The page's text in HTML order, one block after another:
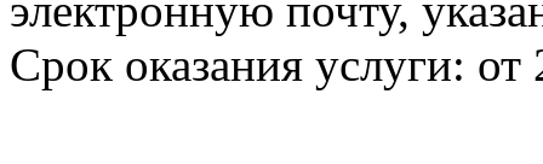
Срок оказания услуги: от